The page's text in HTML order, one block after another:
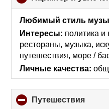
Любимый стиль
Интересы: политика и
рестораны, музыка,
путешествия, море /
Личные качества:
Путешествия